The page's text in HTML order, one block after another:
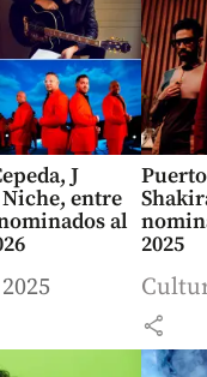
J
entre
al
2025
share